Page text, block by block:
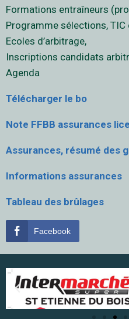
Formations entraîneurs
Programme sélections, TIC
Ecoles d’arbitrage,
Inscriptions candidats
Agenda
Télécharger le bo
Note FFBB assurances
Assurances, résumé des
Informations assurances
Tableau des brûlages
Facebook